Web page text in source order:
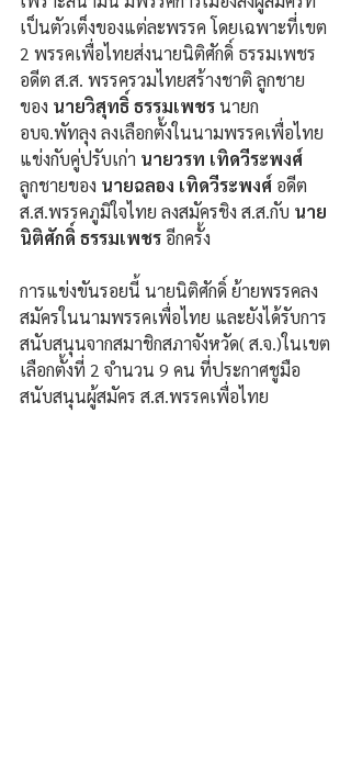
เป็นตัวเต็งของแต่ละพรรค โดยเฉพาะที่เขต
2 พรรคเพื่อไทยส่งนายนิติศักดิ์ ธรรมเพชร
อดีต ส.ส. พรรครวมไทยสร้างชาติ ลูกชาย
ของ นายวิสุทธิ์ ธรรมเพชร นายก
อบจ.พัทลุง ลงเลือกตั้งในนามพรรคเพื่อไทย
แข่งกับคู่ปรับเก่า นายวรท เทิดวีระพงศ์
ลูกชายของ นายฉลอง เทิดวีระพงศ์ อดีต
ส.ส.พรรคภูมิใจไทย ลงสมัครชิง ส.ส.กับ นาย
นิติศักดิ์ ธรรมเพชร อีกครั้ง
การแข่งขันรอยนี้ นายนิติศักดิ์ ย้ายพรรคลง
สมัครในนามพรรคเพื่อไทย และยังได้รับการ
สนับสนุนจากสมาชิกสภาจังหวัด( ส.จ.)ในเขต
เลือกตั้งที่ 2 จำนวน 9 คน ที่ประกาศชูมือ
สนับสนุนผู้สมัคร ส.ส.พรรคเพื่อไทย